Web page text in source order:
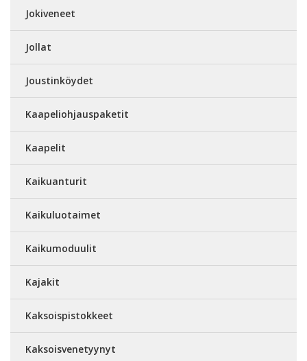
Jokiveneet
Jollat
Joustinköydet
Kaapeliohjauspaketit
Kaapelit
Kaikuanturit
Kaikuluotaimet
Kaikumoduulit
Kajakit
Kaksoispistokkeet
Kaksoisvenetyynyt